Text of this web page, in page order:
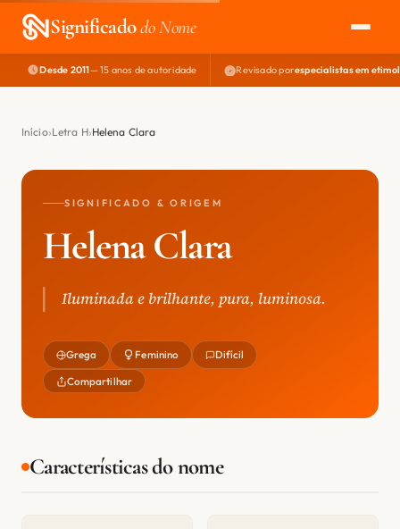
Significadodo Nome
EXPLORAR
NOME PERFEITO
Desde 2011— 15 anos de autoridade Revisado porespecialistas em
Início Letra H Helena Clara
SIGNIFICADO & ORIGEM
Helena Clara
Iluminada e brilhante, pura, luminosa.
Grega Feminino Difícil
Compartilhar
Características do nome